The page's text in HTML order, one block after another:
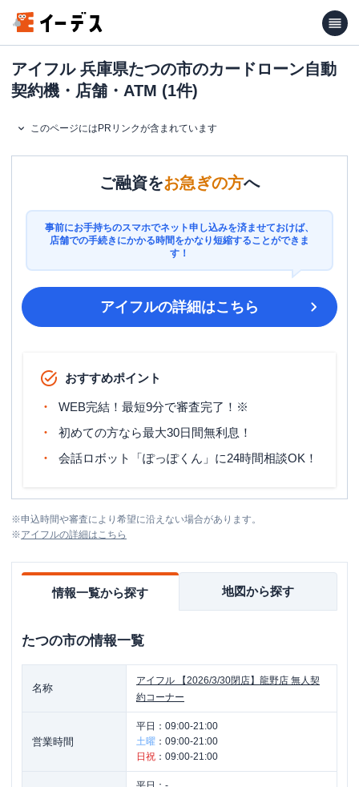
アイフル 兵庫県たつの市のカードローン自動
契約機・店舗・ATM (1件)
このページにはPRリンクが含まれています
ご融資をお急ぎの方へ
事前にお手持ちのスマホでネット申し込みを済ませておけば、
店舗での手続きにかかる時間をかなり短縮することができま
す！
アイフルの詳細はこちら
おすすめポイント
WEB完結！最短9分で審査完了！※
初めての方なら最大30日間無利息！
会話ロボット「ぽっぽくん」に24時間相談OK！
※申込時間や審査により希望に沿えない場合があります。
※アイフルの詳細はこちら
情報一覧から探す 地図から探す
たつの市の情報一覧
名称
アイフル
【2026/3/30閉店】龍野店 無人契
約コーナー
営業時間
平日： 09:00-21:00
土曜 ： 09:00-21:00
日祝 ： 09:00-21:00